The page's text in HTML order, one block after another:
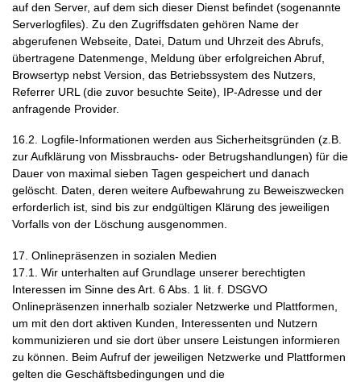
auf den Server, auf dem sich dieser Dienst befindet (sogenannte
Serverlogfiles). Zu den Zugriffsdaten gehören Name der
abgerufenen Webseite, Datei, Datum und Uhrzeit des Abrufs,
übertragene Datenmenge, Meldung über erfolgreichen Abruf,
Browsertyp nebst Version, das Betriebssystem des Nutzers,
Referrer URL (die zuvor besuchte Seite), IP-Adresse und der
anfragende Provider.
16.2. Logfile-Informationen werden aus Sicherheitsgründen (z.B.
zur Aufklärung von Missbrauchs- oder Betrugshandlungen) für die
Dauer von maximal sieben Tagen gespeichert und danach
gelöscht. Daten, deren weitere Aufbewahrung zu Beweiszwecken
erforderlich ist, sind bis zur endgültigen Klärung des jeweiligen
Vorfalls von der Löschung ausgenommen.
17. Onlinepräsenzen in sozialen Medien
17.1. Wir unterhalten auf Grundlage unserer berechtigten
Interessen im Sinne des Art. 6 Abs. 1 lit. f. DSGVO
Onlinepräsenzen innerhalb sozialer Netzwerke und Plattformen,
um mit den dort aktiven Kunden, Interessenten und Nutzern
kommunizieren und sie dort über unsere Leistungen informieren
zu können. Beim Aufruf der jeweiligen Netzwerke und Plattformen
gelten die Geschäftsbedingungen und die